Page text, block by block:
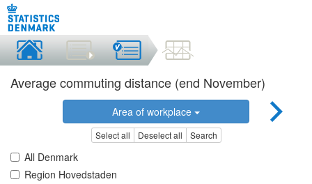
Average commuting distance (end November)
Area of workplace
Select all Deselect all Search
All Denmark
Region Hovedstaden